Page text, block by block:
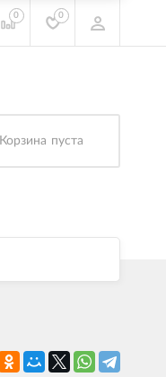
0 0
Корзина пуста